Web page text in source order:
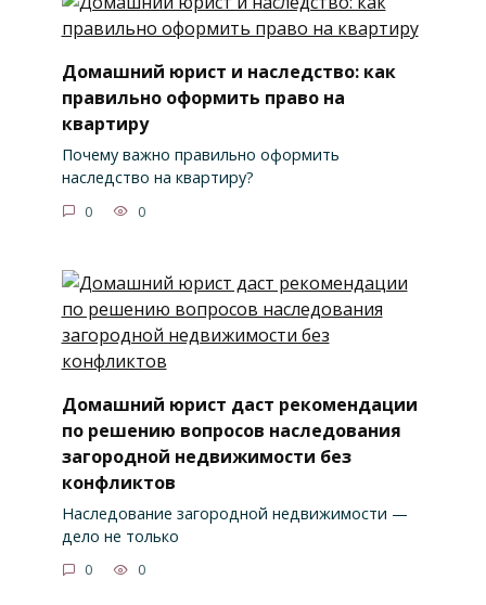
Домашний юрист и наследство: как
правильно оформить право на
квартиру
Почему важно правильно оформить
наследство на квартиру?
0 0
Домашний юрист даст рекомендации
по решению вопросов наследования
загородной недвижимости без
конфликтов
Наследование загородной недвижимости —
дело не только
0 0